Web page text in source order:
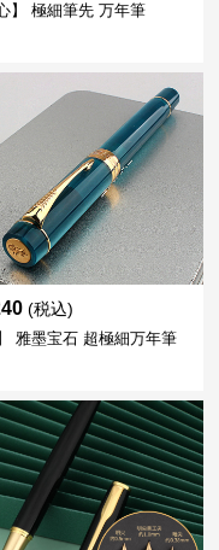
】 極細筆先 万年筆
(税込)
雅墨宝石 超極細万年筆